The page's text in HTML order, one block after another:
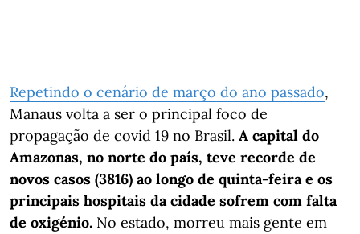
Repetindo o cenário de março do ano passado,
Manaus volta a ser o principal foco de
propagação de covid 19 no Brasil. A capital do
Amazonas, no norte do país, teve recorde de
novos casos (3816) ao longo de quinta-feira e os
principais hospitais da cidade sofrem com falta
de oxigénio. No estado, morreu mais gente em